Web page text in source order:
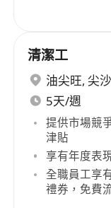
清潔工
油尖旺, 尖
5天/週
提供市場競
津貼
享有年度表
全職員工享
禮券，免費